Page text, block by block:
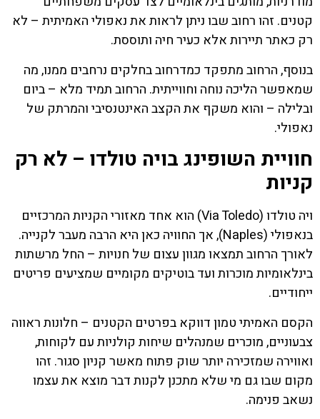
קטנים. זהו רחוב שבו ניתן לראות את נאפולי האמיתית – לא
רק כאתר תיירות אלא כעיר חיה ותוססת.
בנוסף, הרחוב מתפקד כמדרחוב בחלקים נרחבים ממנו, מה
שמאפשר הליכה נוחה וחווייתית. הרחוב תמיד מלא – ביום
ובלילה – והוא משקף את הקצב האינטנסיבי והמרתק של
נאפולי.
חוויית השופינג בויה טולדו – לא רק
קניות
ויה טולדו (Via Toledo) הוא אחד מאזורי הקניות המרכזיים
בנאפולי (Naples), אך החוויה כאן היא הרבה מעבר לקנייה.
לאורך הרחוב תמצאו מגוון עצום של חנויות – החל מרשתות
בינלאומיות מוכרות ועד בוטיקים מקומיים שמציעים פריטים
ייחודיים.
הקסם האמיתי טמון דווקא בפרטים הקטנים – חלונות ראווה
צבעוניים, מוכרים שמנהלים שיחות קולניות עם לקוחות,
ואווירה שמזכירה יותר שוק פתוח מאשר קניון סגור. זהו
מקום שבו גם מי שלא מתכנן לקנות דבר מוצא את עצמו
נשאב פנימה.